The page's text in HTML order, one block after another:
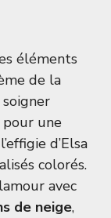
éléments
de la
une
d’Elsa
colorés.
avec
de neige,